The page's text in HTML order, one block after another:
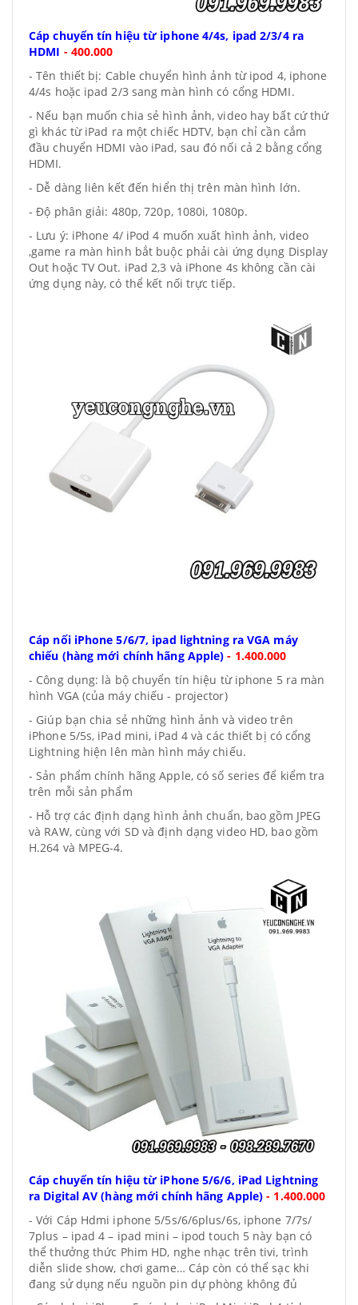
Cáp chuyển tín hiệu từ iphone 4/4s, ipad 2/3/4 ra
HDMI -400.000
- Tên thiết bị: Cable chuyển hình ảnh từ ipod 4, iphone
4/4s hoặc ipad 2/3 sang màn hình có cổng HDMI.
- Nếu bạn muốn chia sẻ hình ảnh, video hay bất cứ thứ
gì khác từ iPad ra một chiếc HDTV, bạn chỉ cần cắm
đầu chuyển HDMI vào iPad, sau đó nối cả 2 bằng cổng
HDMI.
- Dễ dàng liên kết đến hiển thị trên màn hình lớn.
- Độ phân giải: 480p, 720p, 1080i, 1080p.
- Lưu ý: iPhone 4/ iPod 4 muốn xuất hình ảnh, video
,game ra màn hình bắt buộc phải cài ứng dụng Display
Out hoặc TV Out. iPad 2,3 và iPhone 4s không cần cài
ứng dụng này, có thể kết nối trực tiếp.
Cáp nối iPhone 5/6/7, ipad lightning ra VGA máy
chiếu (hàng mới chính hãng Apple) - 1.400.000
- Công dụng: là bộ chuyển tín hiệu từ iphone 5 ra màn
hình VGA (của máy chiếu - projector)
- Giúp bạn chia sẻ những hình ảnh và video trên
iPhone 5/5s, iPad mini, iPad 4 và các thiết bị có cổng
Lightning hiện lên màn hình máy chiếu.
- Sản phẩm chính hãng Apple, có số series để kiểm tra
trên mỗi sản phẩm
- Hỗ trợ các định dạng hình ảnh chuẩn, bao gồm JPEG
và RAW, cùng với SD và định dạng video HD, bao gồm
H.264 và MPEG-4.
Cáp chuyển tín hiệu từ iPhone 5/6/6, iPad Lightning
ra Digital AV (hàng mới chính hãng Apple)- 1.400.000
- Với Cáp Hdmi iphone 5/5s/6/6plus/6s, iphone 7/7s/
7plus – ipad 4 – ipad mini – ipod touch 5 này bạn có
thể thưởng thức Phim HD, nghe nhạc trên tivi, trình
diễn slide show, chơi game… Cápcòn có thể sạc khi
đang sử dụng nếu nguồn pin dự phòng không đủ